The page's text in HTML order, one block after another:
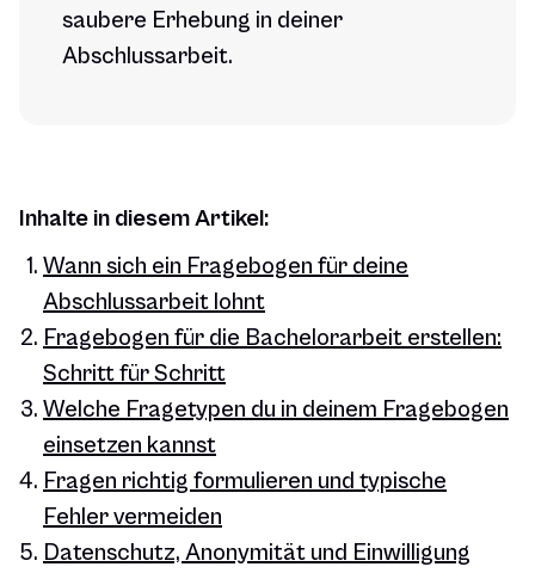
saubere Erhebung in deiner
Abschlussarbeit.
Inhalte in diesem Artikel:
Wann sich ein Fragebogen für deine
Abschlussarbeit lohnt
Fragebogen für die Bachelorarbeit erstellen:
Schritt für Schritt
Welche Fragetypen du in deinem Fragebogen
einsetzen kannst
Fragen richtig formulieren und typische
Fehler vermeiden
Datenschutz, Anonymität und Einwilligung